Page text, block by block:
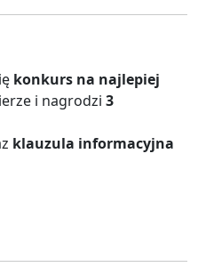
konkurs na najlepiej
i nagrodzi 3
klauzula informacyjna